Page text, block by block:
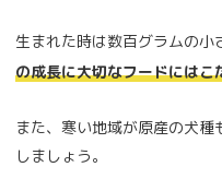
生まれた時は数百グラムの小
の成長に大切なフードにはこ
また、寒い地域が原産の犬種
しましょう。